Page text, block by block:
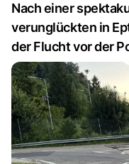
Nach einer
verunglückten in
der Flucht vor der